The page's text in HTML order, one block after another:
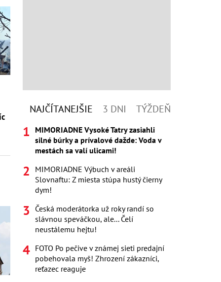
NAJČÍTANEJŠIE 3 DNI TÝŽDEŇ
MIMORIADNE Vysoké Tatry zasiahli
silné búrky a prívalové dažde: Voda v
mestách sa valí ulicami!
MIMORIADNE Výbuch v areáli
Slovnaftu: Z miesta stúpa hustý čierny
dym!
Česká moderátorka už roky randí so
slávnou speváčkou, ale... Čelí
neustálemu hejtu!
FOTO Po pečive v známej sieti predajní
pobehovala myš! Zhrození zákazníci,
reťazec reaguje